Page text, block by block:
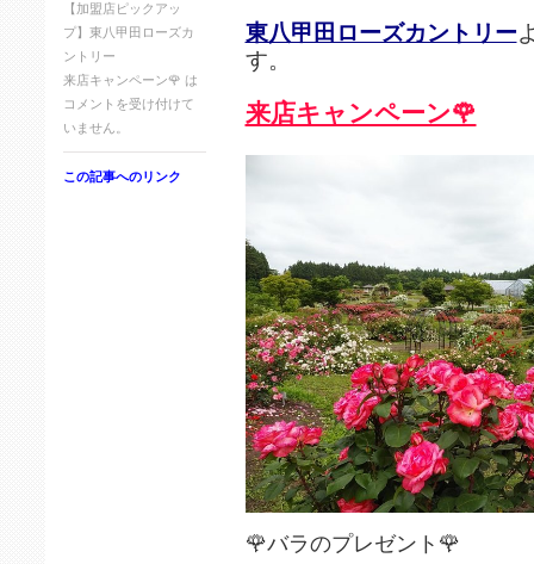
【加盟店ピックアッ
プ】東八甲田ローズカ
ントリー
来店キャンペーン🌹 は
コメントを受け付けて
いません。
この記事へのリンク
東八甲田ローズカントリー
す。
来店キャンペーン🌹
🌹バラのプレゼント🌹